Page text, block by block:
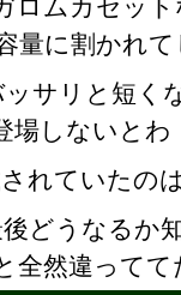
ロムカセッ
量に割かれ
サリと短く
場しないとわ
れていたの
どうなるか
全然違ってて